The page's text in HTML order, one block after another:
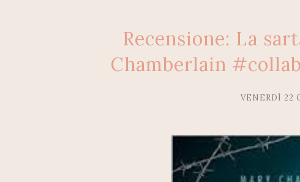
Recensione: La
Chamberlain
VENERDÌ 22